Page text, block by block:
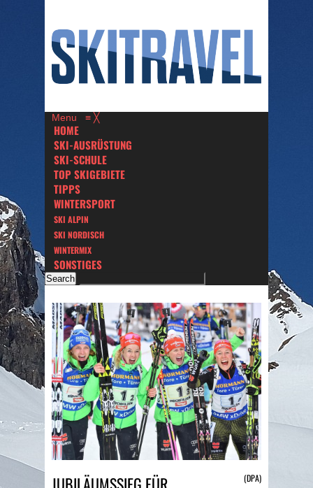
Menu ≡ ╳
HOME
SKI-AUSRÜSTUNG
SKI-SCHULE
TOP SKIGEBIETE
TIPPS
WINTERSPORT
SKI ALPIN
SKI NORDISCH
WINTERMIX
SONSTIGES
(DPA)